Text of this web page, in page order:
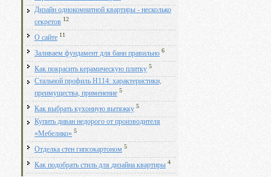
Дизайн однокомнатной квартиры - несколько
секретов 12
О сайте 11
Заливаем фундамент для бани правильно 6
Как покрасить керамическую плитку 5
Стальной профиль Н114: характеристики,
преимущества, применение 5
Как выбрать кухонную вытяжку 5
Купить диван недорого от производителя
«Мебелико» 5
Отделка стен гипсокартоном 5
Как подобрать стиль для дизайна квартиры 4